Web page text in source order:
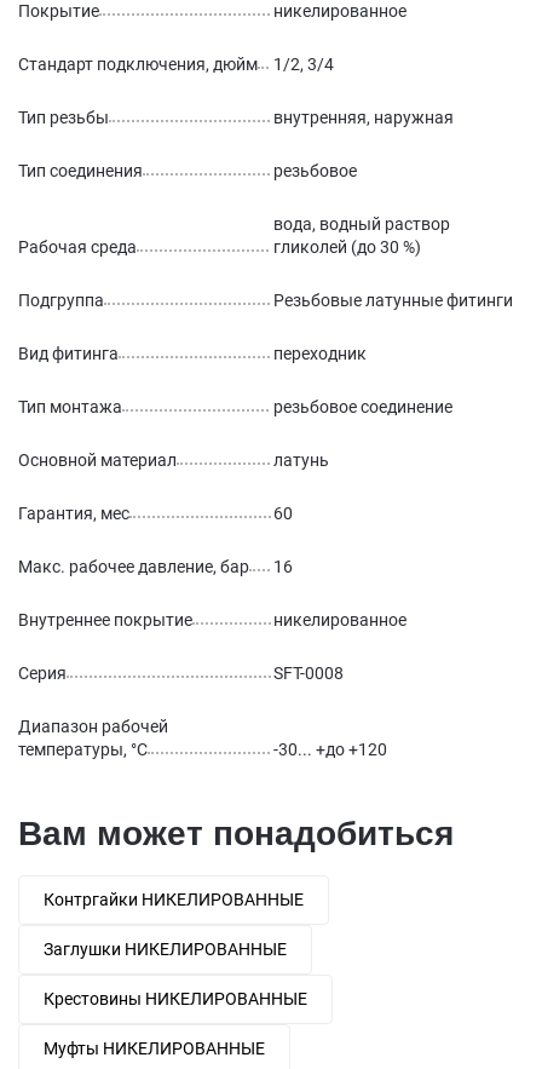
Покрытие никелированное
Стандарт подключения, дюйм 1/2, 3/4
Тип резьбы внутренняя, наружная
Тип соединения резьбовое
Рабочая среда
вода, водный раствор
гликолей (до 30 %)
Подгруппа Резьбовые латунные фитинги
Вид фитинга переходник
Тип монтажа резьбовое соединение
Основной материал латунь
Гарантия, мес 60
Макс. рабочее давление, бар 16
Внутреннее покрытие никелированное
Серия SFT-0008
Диапазон рабочей
температуры, °С
-30... +до +120
Вам может понадобиться
Контргайки НИКЕЛИРОВАННЫЕ
Заглушки НИКЕЛИРОВАННЫЕ
Крестовины НИКЕЛИРОВАННЫЕ
Муфты НИКЕЛИРОВАННЫЕ